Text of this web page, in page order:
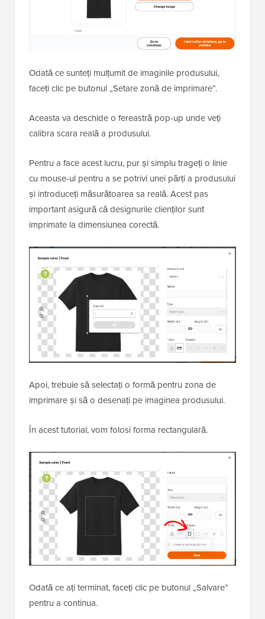
Odată ce sunteți mulțumit de imaginile produsului,
faceți clic pe butonul „Setare zonă de imprimare”.
Aceasta va deschide o fereastră pop-up unde veți
calibra scara reală a produsului.
Pentru a face acest lucru, pur și simplu trageți o linie
cu mouse-ul pentru a se potrivi unei părți a produsului
și introduceți măsurătoarea sa reală. Acest pas
important asigură că designurile clienților sunt
imprimate la dimensiunea corectă.
Apoi, trebuie să selectați o formă pentru zona de
imprimare și să o desenați pe imaginea produsului.
În acest tutorial, vom folosi forma rectangulară.
Odată ce ați terminat, faceți clic pe butonul „Salvare”
pentru a continua.